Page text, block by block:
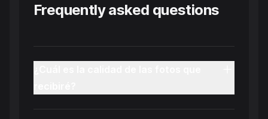
Frequently asked questions